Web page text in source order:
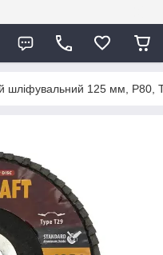
шліфувальний 125 мм, Р80,